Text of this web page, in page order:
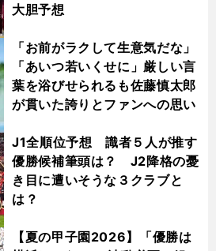
大胆予想
「お前がラクして生意気だな」
「あいつ若いくせに」厳しい言
葉を浴びせられるも佐藤慎太郎
が貫いた誇りとファンへの思い
J1全順位予想 識者５人が推す
優勝候補筆頭は？ J2降格の憂
き目に遭いそうな３クラブと
は？
【夏の甲子園2026】「優勝は